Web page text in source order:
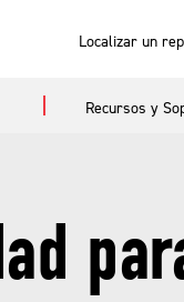
Localizar un
Recursos y